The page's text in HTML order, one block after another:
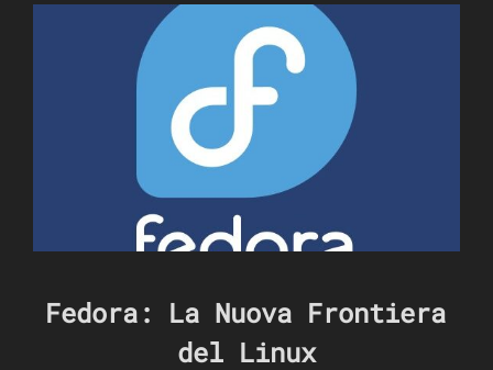
Fedora: La Nuova Frontiera
del Linux